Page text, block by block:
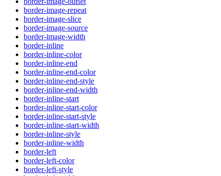
border-image-repeat
border-image-slice
border-image-source
border-image-width
border-inline
border-inline-color
border-inline-end
border-inline-end-color
border-inline-end-style
border-inline-end-width
border-inline-start
border-inline-start-color
border-inline-start-style
border-inline-start-width
border-inline-style
border-inline-width
border-left
border-left-color
border-left-style